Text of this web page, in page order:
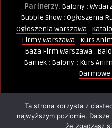
Partnerzy: Balony:
Bubble Show: Ogłoszenia
Ogłoszenia Warszawa :
Firmy Warszawa : Kurs
Baza Firm Warszawa :
Baniek : Balony : Kurs
Darmowe
Wszelkie Prawa
wykorzystywanie treści,
Ta strona korzysta z
najwyższym poziomie.
że zgadzasz